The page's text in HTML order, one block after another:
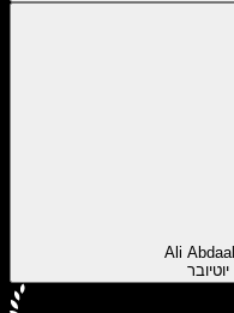
Ali Abdaal
יוטיובר